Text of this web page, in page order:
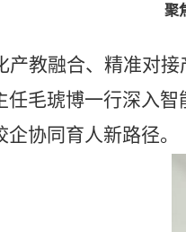
聚
产教融合、精准对
任毛琥博一行深入
协同育人新路径。